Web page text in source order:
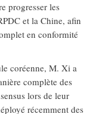
progresser les
et la Chine, afin
en conformité
coréenne, M. Xi a
complète des
lors de leur
récemment des